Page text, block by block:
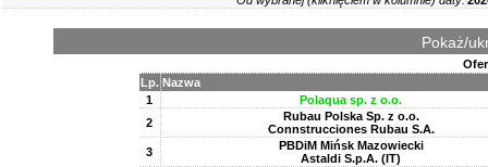
Pokaż/
Lp. Nazwa
1
Polaqua sp. z o.o.
2
Rubau Polska Sp. z o.o.
Connstrucciones Rubau S.A.
3
PBDiM Mińsk Mazowiecki
Astaldi S.p.A. (IT)